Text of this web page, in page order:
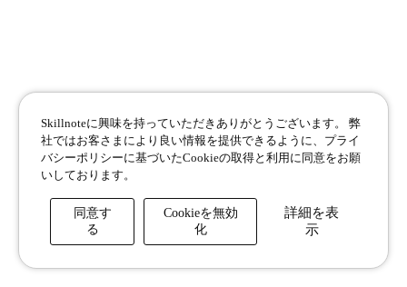
Skillnoteに興味を持っていただきありがとうございます。 弊
社ではお客さまにより良い情報を提供できるように、プライ
バシーポリシーに基づいたCookieの取得と利用に同意をお願
いしております。
同意す
る
Cookieを無効
化
詳細を表
示